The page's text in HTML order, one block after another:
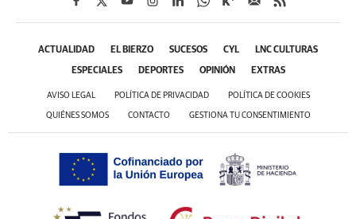
ACTUALIDAD EL BIERZO SUCESOS CYL LNC CULTURAS
ESPECIALES DEPORTES OPINIÓN EXTRAS
AVISO LEGAL POLÍTICA DE PRIVACIDAD POLÍTICA DE COOKIES
QUIÉNES SOMOS CONTACTO GESTIONA TU CONSENTIMIENTO